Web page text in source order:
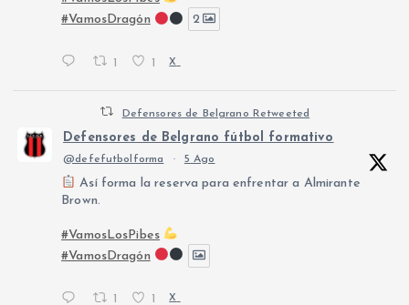
#VamosDragón
2
1 1 X
Defensores de Belgrano Retweeted
Defensores de Belgrano fútbol formativo
@defefutbolforma · 5 Ago
Así forma la reserva para enfrentar a Almirante
Brown.
#VamosLosPibes
#VamosDragón
X